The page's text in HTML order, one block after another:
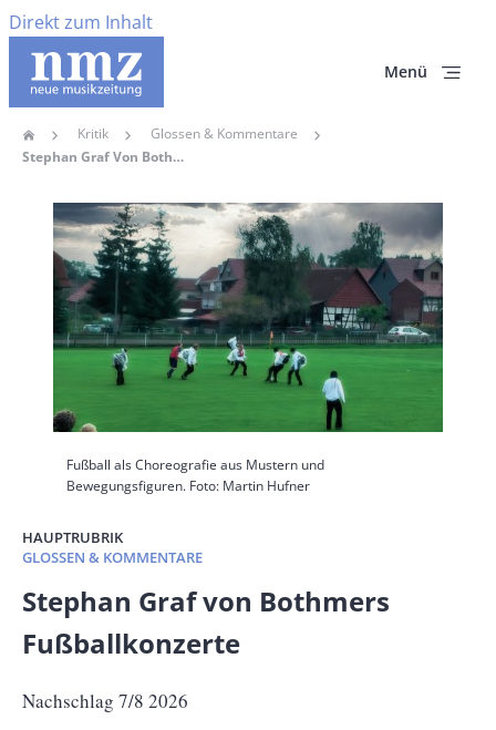
Direkt zum Inhalt
Menü
Pfadnavigation
Home Kritik
Glossen & Kommentare
Stephan Graf Von Bothmers Fußballkonzerte
Hauptbild
Fußball als Choreografie aus Mustern und
Bewegungsfiguren. Foto: Martin Hufner
HAUPTRUBRIK
GLOSSEN & KOMMENTARE
Banner
Size
Stephan Graf von Bothmers
Fußballkonzerte
Untertitel
Nachschlag 7/8 2026